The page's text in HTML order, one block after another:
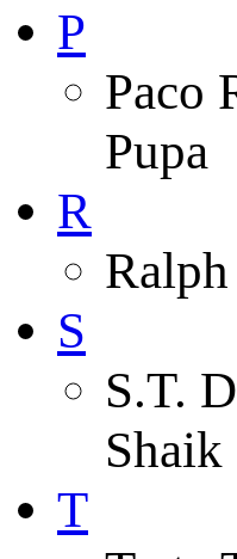
P
Paco
Pupa
R
S
S.T.
T